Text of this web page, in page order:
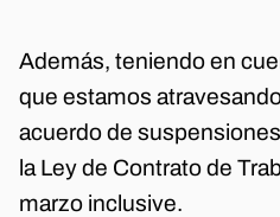
Además, teniendo en
que estamos
acuerdo de
la Ley de Contrato de
marzo inclusive.